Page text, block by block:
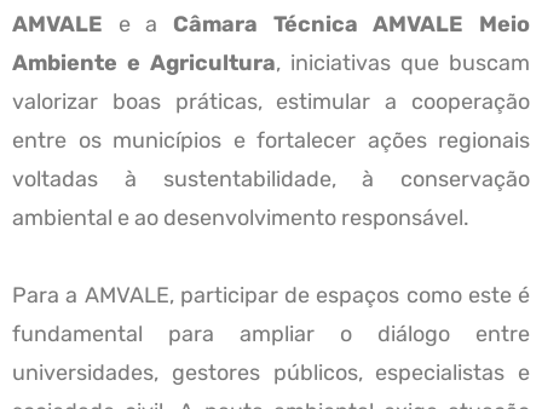
AMVALE e a Câmara Técnica AMVALE Meio
Ambiente e Agricultura, iniciativas que buscam
valorizar boas práticas, estimular a cooperação
entre os municípios e fortalecer ações regionais
voltadas à sustentabilidade, à conservação
ambiental e ao desenvolvimento responsável.
Para a AMVALE, participar de espaços como este é
fundamental para ampliar o diálogo entre
universidades, gestores públicos, especialistas e